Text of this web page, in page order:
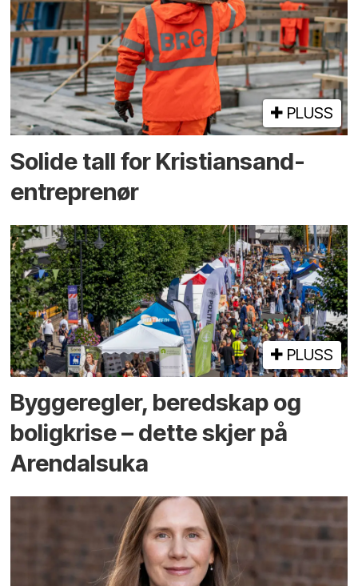
PLUSS
Solide tall for Kristiansand-
entreprenør
PLUSS
Bygge­regler, beredskap og
bolig­krise – dette skjer på
Arendals­uka